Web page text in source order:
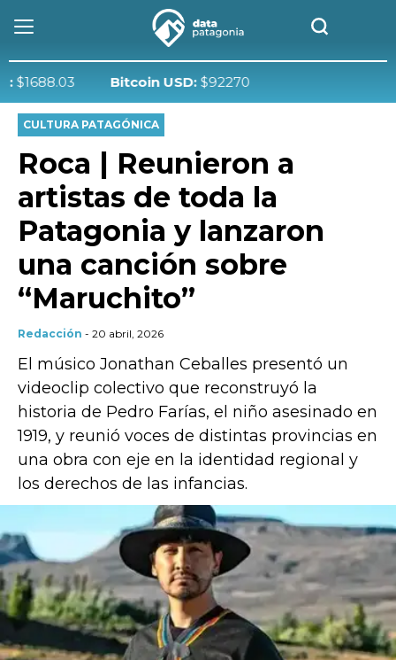
Bitcoin USD:$92270
CULTURA PATAGÓNICA
Roca | Reunieron a
artistas de toda la
Patagonia y lanzaron
una canción sobre
“Maruchito”
Redacción - 20 abril, 2026
El músico Jonathan Ceballes presentó un
videoclip colectivo que reconstruyó la
historia de Pedro Farías, el niño asesinado en
1919, y reunió voces de distintas provincias en
una obra con eje en la identidad regional y
los derechos de las infancias.